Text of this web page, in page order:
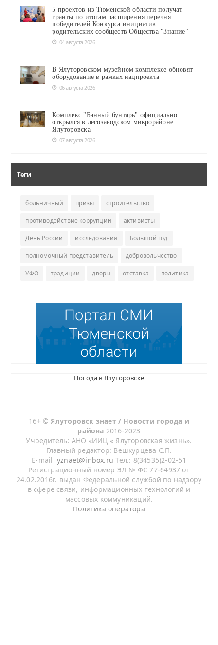
5 проектов из Тюменской области получат
гранты по итогам расширения перечня
победителей Конкурса инициатив
родительских сообществ Общества "Знание"
04 августа 2026
В Ялуторовском музейном комплексе обновят
оборудование в рамках нацпроекта
06 августа 2026
Комплекс "Банный бунтарь" официально
открылся в лесозаводском микрорайоне
Ялуторовска
07 августа 2026
Теги
больничный призы строительство
противодействие коррупции активисты
День России исследования Большой год
полномочный представитель добровольчество
УФО традиции дворы отставка политика
Погода в Ялуторовске
16+ © Ялуторовск знает / Новости города и
района 2016-2023
Учредитель: АНО «ИИЦ « Ялуторовская жизнь».
Главный редактор: Вешкурцева С.П.
E-mail: yznaet@inbox.ru Тел.: 8(34535)2-02-51
Регистрационный номер ЭЛ № ФС 77-64937 от
24.02.2016г. выдан Федеральной службой по надзору
в сфере связи, информационных технологий и
массовых коммуникаций.
Политика оператора